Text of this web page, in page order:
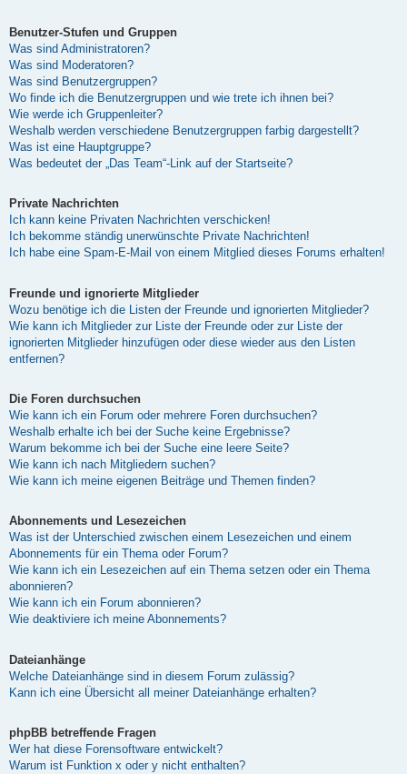
Benutzer-Stufen und Gruppen
Was sind Administratoren?
Was sind Moderatoren?
Was sind Benutzergruppen?
Wo finde ich die Benutzergruppen und wie trete ich ihnen bei?
Wie werde ich Gruppenleiter?
Weshalb werden verschiedene Benutzergruppen farbig dargestellt?
Was ist eine Hauptgruppe?
Was bedeutet der „Das Team“-Link auf der Startseite?
Private Nachrichten
Ich kann keine Privaten Nachrichten verschicken!
Ich bekomme ständig unerwünschte Private Nachrichten!
Ich habe eine Spam-E-Mail von einem Mitglied dieses Forums erhalten!
Freunde und ignorierte Mitglieder
Wozu benötige ich die Listen der Freunde und ignorierten Mitglieder?
Wie kann ich Mitglieder zur Liste der Freunde oder zur Liste der
ignorierten Mitglieder hinzufügen oder diese wieder aus den Listen
entfernen?
Die Foren durchsuchen
Wie kann ich ein Forum oder mehrere Foren durchsuchen?
Weshalb erhalte ich bei der Suche keine Ergebnisse?
Warum bekomme ich bei der Suche eine leere Seite?
Wie kann ich nach Mitgliedern suchen?
Wie kann ich meine eigenen Beiträge und Themen finden?
Abonnements und Lesezeichen
Was ist der Unterschied zwischen einem Lesezeichen und einem
Abonnements für ein Thema oder Forum?
Wie kann ich ein Lesezeichen auf ein Thema setzen oder ein Thema
abonnieren?
Wie kann ich ein Forum abonnieren?
Wie deaktiviere ich meine Abonnements?
Dateianhänge
Welche Dateianhänge sind in diesem Forum zulässig?
Kann ich eine Übersicht all meiner Dateianhänge erhalten?
phpBB betreffende Fragen
Wer hat diese Forensoftware entwickelt?
Warum ist Funktion x oder y nicht enthalten?